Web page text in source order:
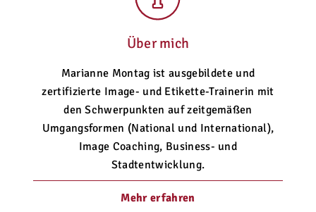
Über mich
Marianne Montag ist ausgebildete und
zertifizierte Image- und Etikette-Trainerin mit
den Schwerpunkten auf zeitgemäßen
Umgangsformen (National und International),
Image Coaching, Business- und
Stadtentwicklung.
Mehr erfahren